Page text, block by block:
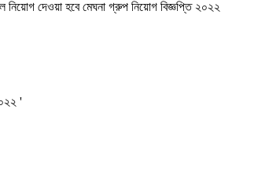
দেওয়া হবে মেঘনা গ্রুপ নিয়োগ বিজ্ঞপ্তি ২০২২
'